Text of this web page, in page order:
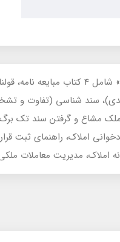
مجموعه آموزشی کاربردی «اصول و
سندی)، سند شناسی (تفاوت
و گرفتن سند تک برگ،
املاک، راهنمای ثبت
املاک، مدیریت معاملات